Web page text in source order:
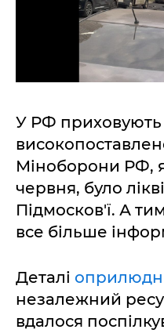
У РФ приховують
Міноборони РФ,
червня, було
Підмосков'ї. А
все більше
Деталі
незалежний
вдалося